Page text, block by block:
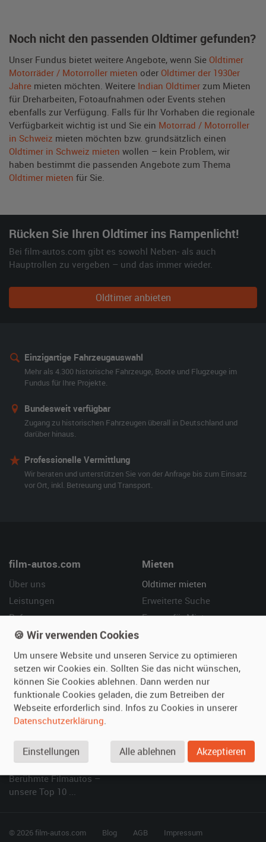
Noch nicht den passenden Oldtimer gefunden?
Unser Fundus bietet weitere Angebote, wenn Sie Oldtimer
Motorräder / Motorroller mieten oder Oldtimer der 1930er
Jahre mieten möchten. Weitere Indian Oldtimer zum Mieten
für Dreharbeiten, Fotoaufnahmen oder Events stehen
ebenfalls zur Verfügung. Falls für Ihr Vorhaben die regionale
Verfügbarkeit wichtig ist und Sie ein Motorrad / Motorroller
in Schweiz mieten möchten bzw. grundsätzlich einen
Oldtimer in Schweiz mieten wollen – kein Problem, wir
haben bestimmt die passenden Angebote zum Thema
Oldtimer mieten für Sie.
Rücken Sie Ihren Oldtimer ins Rampenlicht!
Bei film-autos.com gibt es sowohl Neben- als auch
Hauptrollen zu vergeben – und das immer wieder.
Oldtimer anbieten
Einzigartige Fahrzeugauswahl
Mehr als 4.300 historische Fahrzeuge, Boote und Flugzeuge im
Fundus für Ihre Projekte.
Bundesweit verfügbar
Zugang zu historischen Fahrzeugen überall in Deutschland und
darüber hinaus.
Professionelle Vermittlung
Wir beraten und unterstützen Sie von der Anfrage bis zum Einsatz
vor Ort, inkl. Betreuung und Transport.
film-autos.com
Über uns
Leistungen
Referenzen
Kundenmeinungen
Mieten
Oldtimer mieten
Erweiterte Suche
Fragen für Mieter
Vermieten
Oldtimer anmelden
Fotos senden
Fragen für Vermieter
Hilfe
Häufige Fragen (FAQ)
So funktioniert's
SPECIAL
Berühmte Filmautos –
unsere Top 10 ...
© 2026 film-autos.com Blog AGB Impressum
🍪 Wir verwenden Cookies
Um unsere Website und unseren Service zu optimieren
setzen wir Cookies ein. Sollten Sie das nicht wünschen,
können Sie Cookies ablehnen. Dann werden nur
funktionale Cookies geladen, die zum Betreiben der
Webseite erforderlich sind. Infos zu Cookies in unserer
Datenschutzerklärung.
Einstellungen Alle ablehnen Akzeptieren